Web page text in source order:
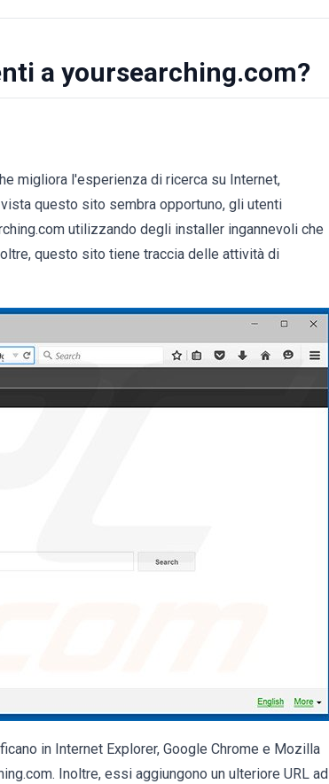
a yoursearching.com?
migliora l'esperienza di ricerca su Internet,
questo sito sembra opportuno, gli utenti
utilizzando degli installer ingannevoli che
questo sito tiene traccia delle attività di
in Internet Explorer, Google Chrome e Mozilla
Inoltre, essi aggiungono un ulteriore URL ad